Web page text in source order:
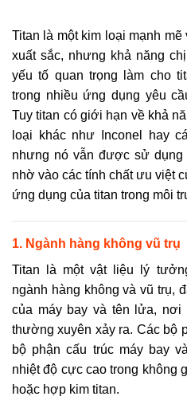
Titan là một kim loại mạnh
xuất sắc, nhưng khả năng
yếu tố quan trọng làm cho
trong nhiều ứng dụng yêu
Tuy titan có giới hạn về khả
loại khác như Inconel hay
nhưng nó vẫn được sử
nhờ vào các tính chất ưu việt
ứng dụng của titan trong môi
1. Ngành hàng không vũ trụ
Titan là một vật liệu lý
ngành hàng không và vũ trụ,
của máy bay và tên lửa, nơi
thường xuyên xảy ra. Các bộ
bộ phận cấu trúc máy bay
nhiệt độ cực cao trong không
hoặc hợp kim titan.